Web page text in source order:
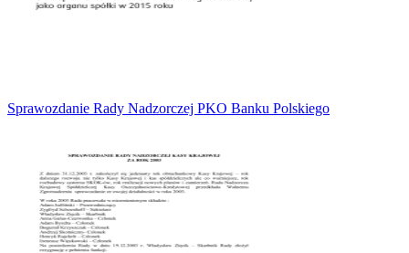
Sprawozdanie Rady Nadzorczej PKO Banku Polskiego